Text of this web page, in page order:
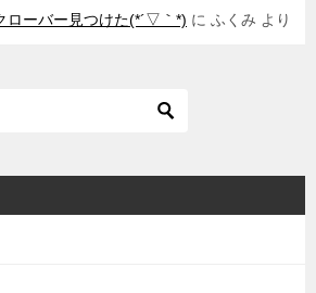
ローバー見つけた(*´▽｀*) に ふくみ より